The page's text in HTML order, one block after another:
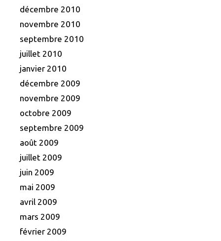
décembre 2010
novembre 2010
septembre 2010
juillet 2010
janvier 2010
décembre 2009
novembre 2009
octobre 2009
septembre 2009
août 2009
juillet 2009
juin 2009
mai 2009
avril 2009
mars 2009
février 2009